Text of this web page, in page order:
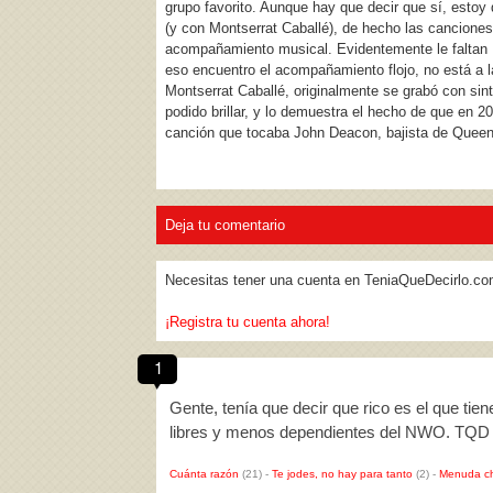
grupo favorito. Aunque hay que decir que sí,
(y con Montserrat Caballé), de hecho las
acompañamiento musical. Evidentemente le
eso encuentro el acompañamiento flojo, no está
Montserrat Caballé, originalmente se grabó con
podido brillar, y lo demuestra el hecho de que en
canción que tocaba John Deacon, bajista de
Deja tu comentario
Necesitas tener una cuenta en
¡Registra tu cuenta ahora!
1
Gente, tenía que decir que rico es el que
libres y menos dependientes del NWO. TQD
Cuánta razón (21) - Te jodes, no hay para tanto (2) - Menuda